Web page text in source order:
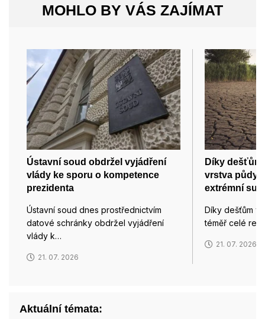
MOHLO BY VÁS ZAJÍMAT
Ústavní soud obdržel vyjádření
vlády ke sporu o kompetence
prezidenta
Ústavní soud dnes prostřednictvím
datové schránky obdržel vyjádření
vlády k…
21. 07. 2026
Díky
vrstva půdy,
extrémní
Díky dešťům v
téměř celé
21. 07. 2026
Aktuální témata: